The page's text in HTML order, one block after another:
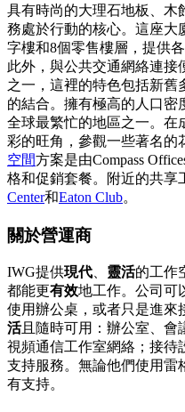
具有時尚的大理石地板、木
務處於行動的核心。這座大
字樓和8個零售樓層，提供
此外，與公共交通網絡連接
之一，這裡的特色包括新舊
的結合。擁有極高的人口密
全球最繁忙的地區之一。在
彩的旺角，參觀一些著名的
空間方案是由Compass
格和促銷套餐。附近的共享
Center和Eaton Club。
關於營運商
IWG提供現代、 靈活的工作
都能更有效地工作。公司可
使用辦公桌，或者只是進來
活且隨時可用：辦公室、會
視頻通信工作室網絡；接待
支持服務。無論他們使用雷
有支持。